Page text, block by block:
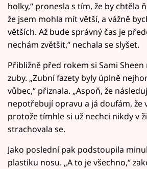
holky,“ pronesla s tím, že by chtěla
že jsem mohla mít větší, a vážně
větších. Až bude správný čas je
nechám zvětšit,“ nechala se slyšet.
Přibližně před rokem si Sami
zuby. „Zubní fazety byly úplně
vůbec,“ přiznala. „Aspoň, že
nepotřebují opravu a já doufám, že
protože tímhle si už nechci nikdy v
strachovala se.
Jako poslední pak podstoupila
plastiku nosu. „A to je všechno,“